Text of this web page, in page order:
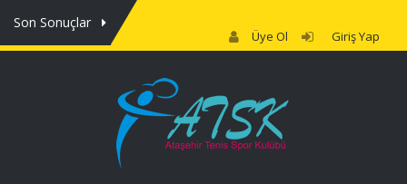
Son Sonuçlar
Üye Ol Giriş Yap